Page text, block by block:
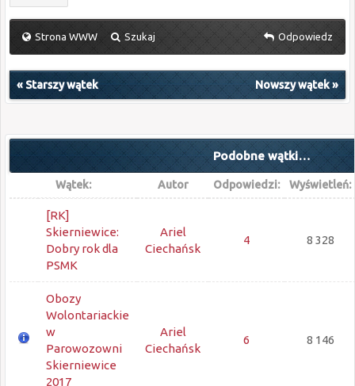
Strona WWW Szukaj Odpowiedz
« Starszy wątek Nowszy wątek»
Podobne wątki…
Wątek: Autor Odpowiedzi: Wyświetleń:
[RK]
Skierniewice:
Dobry rok dla
PSMK
Ariel
Ciechańsk
4 8 328
Obozy
Wolontariackie
w
Parowozowni
Skierniewice
2017
Ariel
Ciechańsk
6 8 146